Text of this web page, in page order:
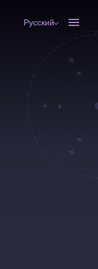
Русский